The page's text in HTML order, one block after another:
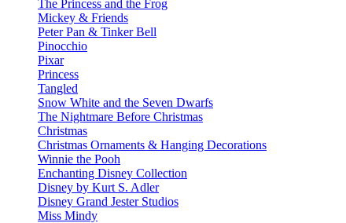
The Princess and the Frog
Mickey & Friends
Peter Pan & Tinker Bell
Pinocchio
Pixar
Princess
Tangled
Snow White and the Seven Dwarfs
The Nightmare Before Christmas
Christmas
Christmas Ornaments & Hanging Decorations
Winnie the Pooh
Enchanting Disney Collection
Disney by Kurt S. Adler
Disney Grand Jester Studios
Miss Mindy